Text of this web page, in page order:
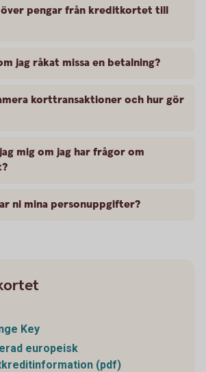
över pengar från kreditkortet till
jag råkat missa en betalning?
korttransaktioner och hur gör
mig om jag har frågor om
ni mina personuppgifter?
Key
europeisk
(pdf)